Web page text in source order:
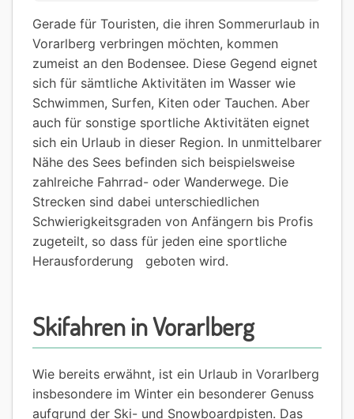
Gerade für Touristen, die ihren Sommerurlaub in
Vorarlberg verbringen möchten, kommen
zumeist an den Bodensee. Diese Gegend eignet
sich für sämtliche Aktivitäten im Wasser wie
Schwimmen, Surfen, Kiten oder Tauchen. Aber
auch für sonstige sportliche Aktivitäten eignet
sich ein Urlaub in dieser Region. In unmittelbarer
Nähe des Sees befinden sich beispielsweise
zahlreiche Fahrrad- oder Wanderwege. Die
Strecken sind dabei unterschiedlichen
Schwierigkeitsgraden von Anfängern bis Profis
zugeteilt, so dass für jeden eine sportliche
Herausforderung geboten wird.
Skifahren in Vorarlberg
Wie bereits erwähnt, ist ein Urlaub in Vorarlberg
insbesondere im Winter ein besonderer Genuss
aufgrund der Ski- und Snowboardpisten. Das